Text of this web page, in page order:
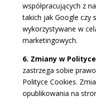
współpracujących z
takich jak Google czy
wykorzystywane w
marketingowych.
6. Zmiany w
zastrzega sobie
Polityce Cookies.
opublikowania na